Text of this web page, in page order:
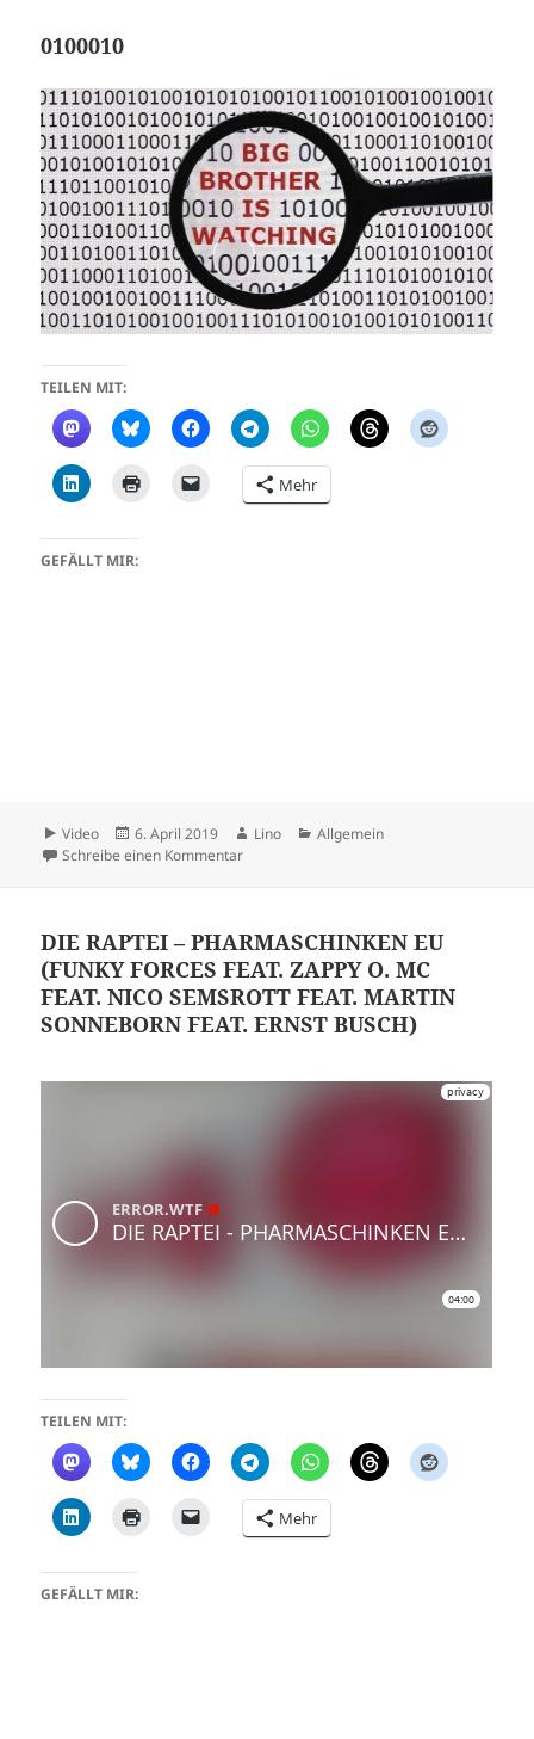
0100010
TEILEN MIT:
Mehr
GEFÄLLT MIR:
Format
Video
Veröffentlicht
am
6. April 2019 Autor
Lino Kategorien
Allgemein
Schreibe einen Kommentarzu 0100010
DIE RAPTEI – PHARMASCHINKEN EU
(FUNKY FORCES FEAT. ZAPPY O. MC
FEAT. NICO SEMSROTT FEAT. MARTIN
SONNEBORN FEAT. ERNST BUSCH)
TEILEN MIT:
Mehr
GEFÄLLT MIR: